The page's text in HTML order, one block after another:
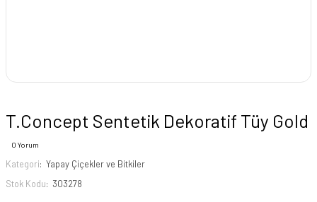
T.Concept Sentetik Dekoratif Tüy Gold
0 Yorum
Kategori
Yapay Çiçekler ve Bitkiler
Stok Kodu
303278